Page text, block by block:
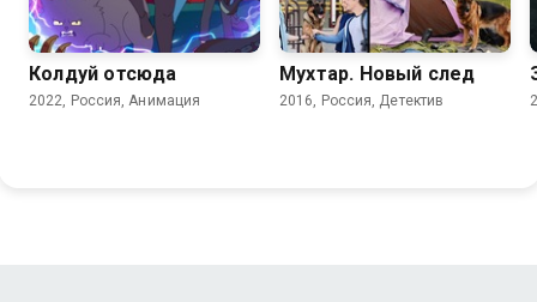
7.6
Колдуй отсюда
2022, Россия, Анимация
Мухтар. Новый след
2016, Россия, Детектив